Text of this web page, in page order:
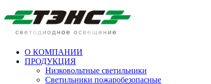
О КОМПАНИИ
ПРОДУКЦИЯ
Низковольтные светильники
Cветильники пожаробезопасные